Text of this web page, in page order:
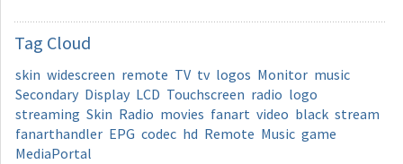
Tag Cloud
skin widescreen remote TV tv logos Monitor music
Secondary Display LCD Touchscreen radio logo
streaming Skin Radio movies fanart video black stream
fanarthandler EPG codec hd Remote Music game
MediaPortal